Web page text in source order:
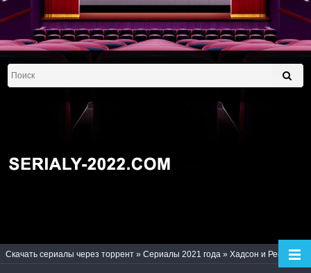
Скачать сериалы через торрент » Сериалы 2021 года » Хадсон и Рекс (3 сезон)